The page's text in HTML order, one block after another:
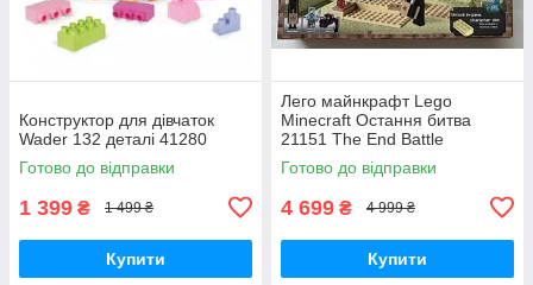
Конструктор для дівчаток
Wader 132 деталі 41280
Готово до відправки
1 399 ₴ 1 499 ₴
Купити
Лего майнкрафт Lego
Minecraft Остання битва
21151 The End Battle
Готово до відправки
4 699 ₴ 4 999 ₴
Купити